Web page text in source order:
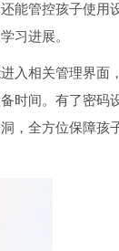
能管控孩子使用
习进展。
入相关管理界面
时间。有了密码
，全方位保障孩